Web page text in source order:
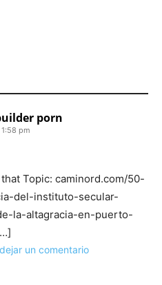
porn
pm
Topic: caminord.com/50-
del-instituto-secular-
la-altagracia-en-puerto-
un comentario